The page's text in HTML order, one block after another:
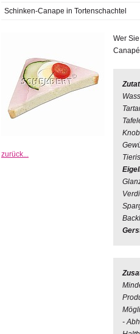
Schinken-Canape in Tortenschachtel
zurück...
Wer
-